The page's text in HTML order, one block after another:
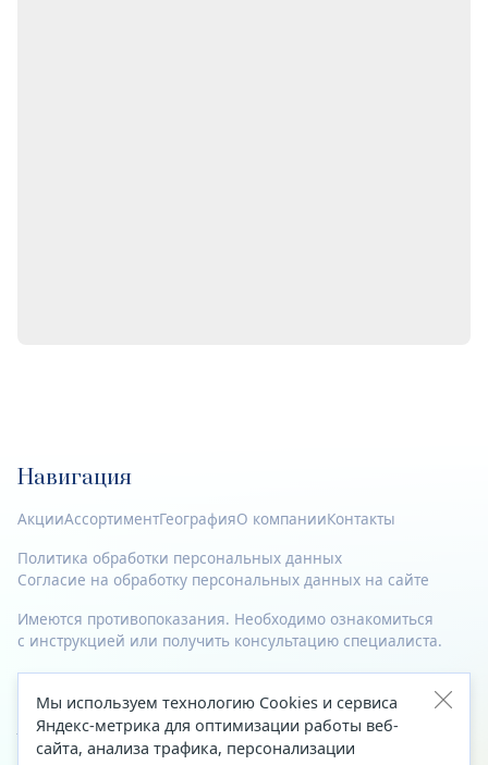
Навигация
АкцииАссортиментГеографияО компанииКонтакты
Политика обработки персональных данных
Согласие на обработку персональных данных на сайте
Имеются противопоказания. Необходимо ознакомиться
с инструкцией или получить консультацию специалиста.
© 2023—2026 Все права защищены.
Адрес
Мы используем технологию Cookies и сервиса
Яндекс-метрика для оптимизации работы веб-
сайта, анализа трафика, персонализации